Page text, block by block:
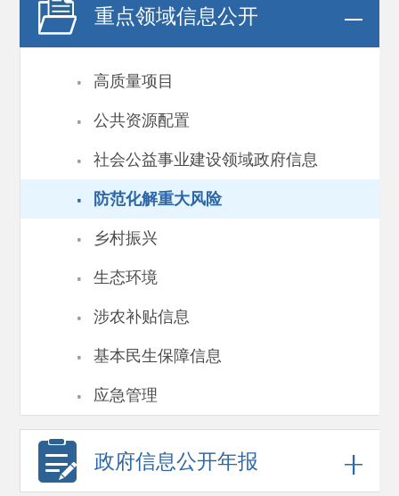
重点领域信息公开
· 高质量项目
· 公共资源配置
· 社会公益事业建设领域政府信息
· 防范化解重大风险
· 乡村振兴
· 生态环境
· 涉农补贴信息
· 基本民生保障信息
· 应急管理
政府信息公开年报